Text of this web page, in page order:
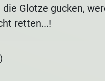
Glotze gucken,
retten...!